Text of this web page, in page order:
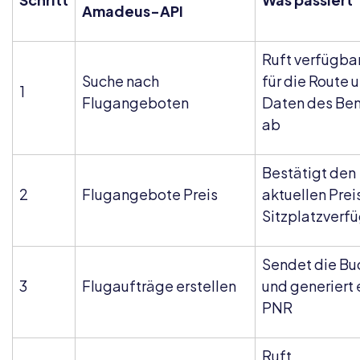
Amadeus-API
1
Suche nach
Flugangeboten
Ruft
für die Route
Daten des
ab
2 Flugangebote Preis
Bestätigt den
aktuellen
3 Flugaufträge erstellen
Sendet die
und generiert
PNR
Ruft